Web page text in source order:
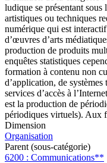
ludique se présentant
artistiques ou techniques
numérique qui est
d’œuvres d’arts
production de produits
enquêtes statistiques
formation à contenu non
d’application, de
services d’accès à
est la production de
périodiques virtuels). Aux
Dimension
Organisation
Parent (sous-catégorie)
6200 : Communications**